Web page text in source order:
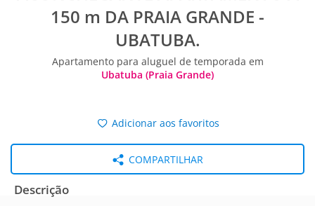
150 m DA PRAIA GRANDE -
UBATUBA.
Apartamento para aluguel de temporada em
Ubatuba (Praia Grande)
Adicionar aos favoritos
COMPARTILHAR
Descrição